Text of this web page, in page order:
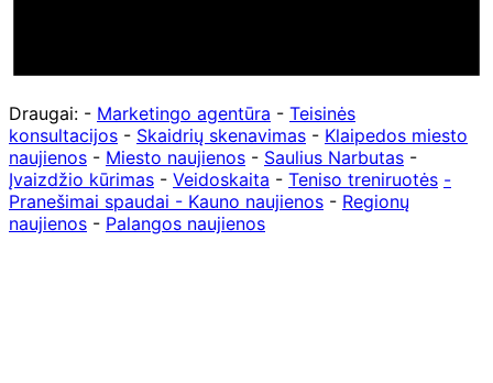
Draugai: - Marketingo agentūra - Teisinės
konsultacijos - Skaidrių skenavimas - Klaipedos miesto
naujienos - Miesto naujienos - Saulius Narbutas -
Įvaizdžio kūrimas - Veidoskaita - Teniso treniruotės -
Pranešimai spaudai - Kauno naujienos - Regionų
naujienos - Palangos naujienos